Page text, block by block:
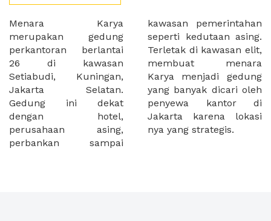
Menara Karya
merupakan gedung
perkantoran berlantai
26 di kawasan
Setiabudi, Kuningan,
Jakarta Selatan.
Gedung ini dekat
dengan hotel,
perusahaan asing,
perbankan sampai
kawasan pemerintahan
seperti kedutaan asing.
Terletak di kawasan elit,
membuat menara
Karya menjadi gedung
yang banyak dicari oleh
penyewa kantor di
Jakarta karena lokasi
nya yang strategis.